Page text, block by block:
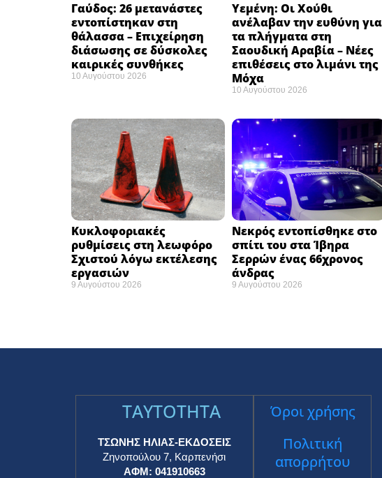
Γαύδος: 26 μετανάστες
εντοπίστηκαν στη
θάλασσα – Επιχείρηση
διάσωσης σε δύσκολες
καιρικές συνθήκες ​
10 Αυγούστου 2026
Υεμένη: Οι Χούθι
ανέλαβαν την ευθύνη για
τα πλήγματα στη
Σαουδική Αραβία – Νέες
επιθέσεις στο λιμάνι της
Μόχα ​
10 Αυγούστου 2026
Κυκλοφοριακές
ρυθμίσεις στη λεωφόρο
Σχιστού λόγω εκτέλεσης
εργασιών
9 Αυγούστου 2026
Νεκρός εντοπίσθηκε στο
σπίτι του στα Ίβηρα
Σερρών ένας 66χρονος
άνδρας
9 Αυγούστου 2026
TAYTOTHTA
ΤΣΩΝΗΣ ΗΛΙΑΣ-ΕΚΔΟΣΕΙΣ
Ζηνοπούλου 7, Καρπενήσι
ΑΦΜ: 041910663
Όροι χρήσης
Πολιτική
απορρήτου